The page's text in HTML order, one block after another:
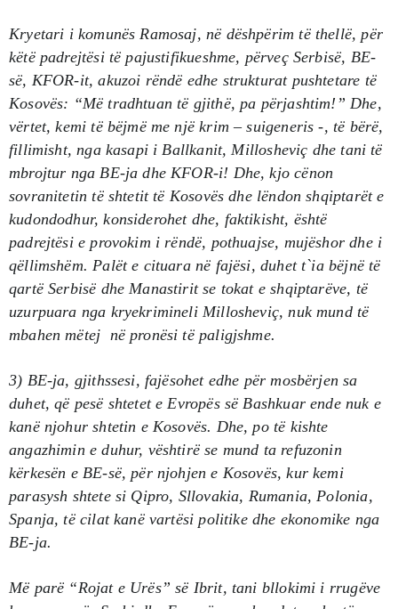
Kryetari i komunës Ramosaj, në dëshpërim të thellë, për
këtë padrejtësi të pajustifikueshme, përveç Serbisë, BE-
së, KFOR-it, akuzoi rëndë edhe strukturat pushtetare të
Kosovës: “Më tradhtuan të gjithë, pa përjashtim!” Dhe,
vërtet, kemi të bëjmë me një krim – suigeneris -, të bërë,
fillimisht, nga kasapi i Ballkanit, Millosheviç dhe tani të
mbrojtur nga BE-ja dhe KFOR-i! Dhe, kjo cënon
sovranitetin të shtetit të Kosovës dhe lëndon shqiptarët e
kudondodhur, konsiderohet dhe, faktikisht, është
padrejtësi e provokim i rëndë, pothuajse, mujëshor dhe i
qëllimshëm. Palët e cituara në fajësi, duhet t`ia bëjnë të
qartë Serbisë dhe Manastirit se tokat e shqiptarëve, të
uzurpuara nga kryekrimineli Millosheviç, nuk mund të
mbahen mëtej në pronësi të paligjshme.
3) BE-ja, gjithssesi, fajësohet edhe për mosbërjen sa
duhet, që pesë shtetet e Evropës së Bashkuar ende nuk e
kanë njohur shtetin e Kosovës. Dhe, po të kishte
angazhimin e duhur, vështirë se mund ta refuzonin
kërkesën e BE-së, për njohjen e Kosovës, kur kemi
parasysh shtete si Qipro, Sllovakia, Rumania, Polonia,
Spanja, të cilat kanë vartësi politike dhe ekonomike nga
BE-ja.
Më parë “Rojat e Urës” së Ibrit, tani bllokimi i rrugëve